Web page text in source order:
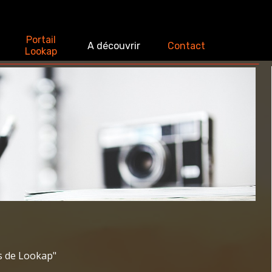
Sauter le menu
▼
Portail
Lookap
▼
A découvrir ▼
Contact
de Lookap"